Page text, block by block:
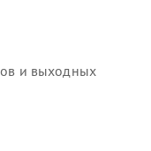
и выходных